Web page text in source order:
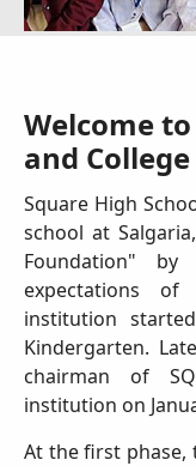
Welcome
and College
Square High
school at
Foundation"
expectations
institution
Kindergarten.
chairman of
institution on
At the first